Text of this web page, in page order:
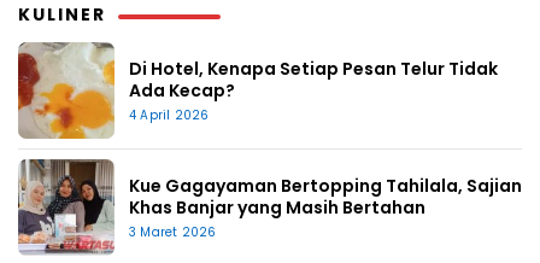
KULINER
Di Hotel, Kenapa Setiap Pesan Telur Tidak
Ada Kecap?
4 April 2026
Kue Gagayaman Bertopping Tahilala, Sajian
Khas Banjar yang Masih Bertahan
3 Maret 2026